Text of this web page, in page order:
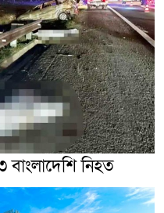
বাংলাদেশি নিহত